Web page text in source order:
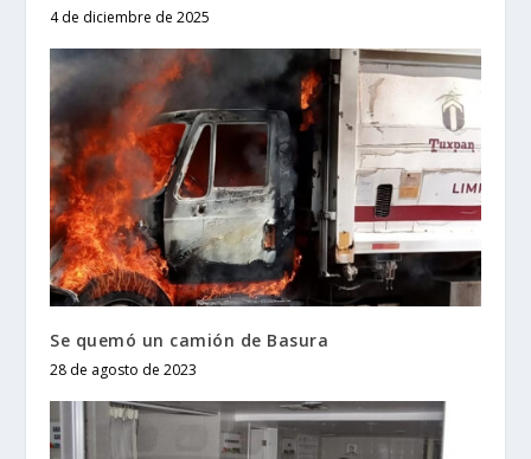
4 de diciembre de 2025
Se quemó un camión de Basura
28 de agosto de 2023